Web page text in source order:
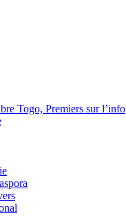
Togo, Premiers sur l’info